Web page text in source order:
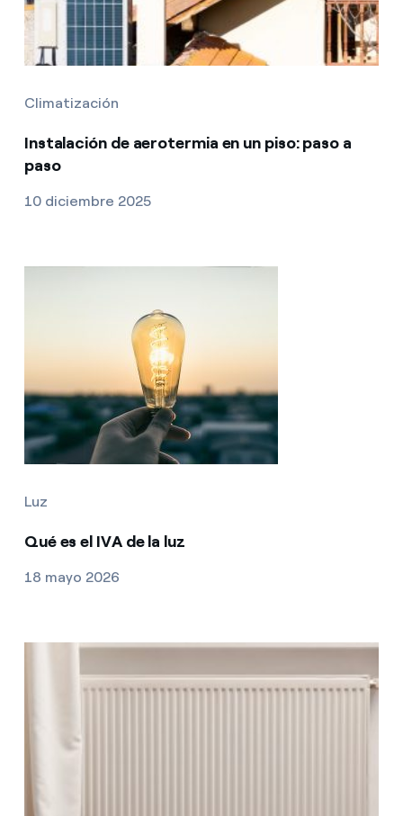
Climatización
Instalación de aerotermia en un piso: paso a
paso
10 diciembre 2025
Luz
Qué es el IVA de la luz
18 mayo 2026